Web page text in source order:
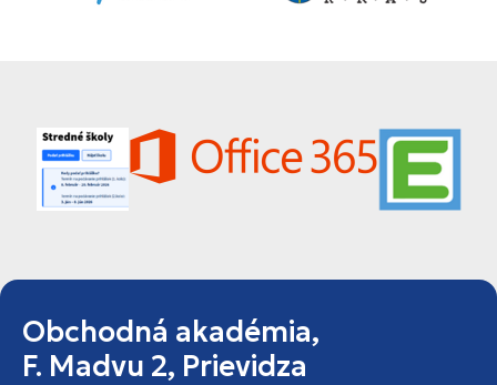
Obchodná akadémia,
F. Madvu 2, Prievidza